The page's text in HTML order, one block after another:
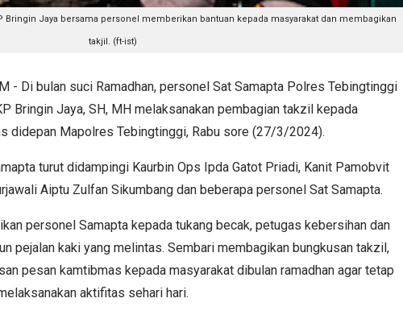
Bringin Jaya bersama personel memberikan bantuan kepada masyarakat dan membagikan
takjil. (ft-ist)
- Di bulan suci Ramadhan, personel Sat Samapta Polres Tebingtinggi
Bringin Jaya, SH, MH melaksanakan pembagian takzil kepada
didepan Mapolres Tebingtinggi, Rabu sore (27/3/2024).
turut didampingi Kaurbin Ops Ipda Gatot Priadi, Kanit Pamobvit
Aiptu Zulfan Sikumbang dan beberapa personel Sat Samapta.
personel Samapta kepada tukang becak, petugas kebersihan dan
pejalan kaki yang melintas. Sembari membagikan bungkusan takzil,
pesan kamtibmas kepada masyarakat dibulan ramadhan agar tetap
aktifitas sehari hari.